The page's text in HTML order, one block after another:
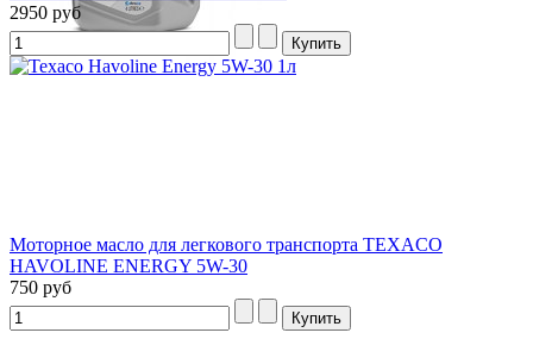
2950 руб
Моторное масло для легкового транспорта TEXACO
HAVOLINE ENERGY 5W-30
750 руб